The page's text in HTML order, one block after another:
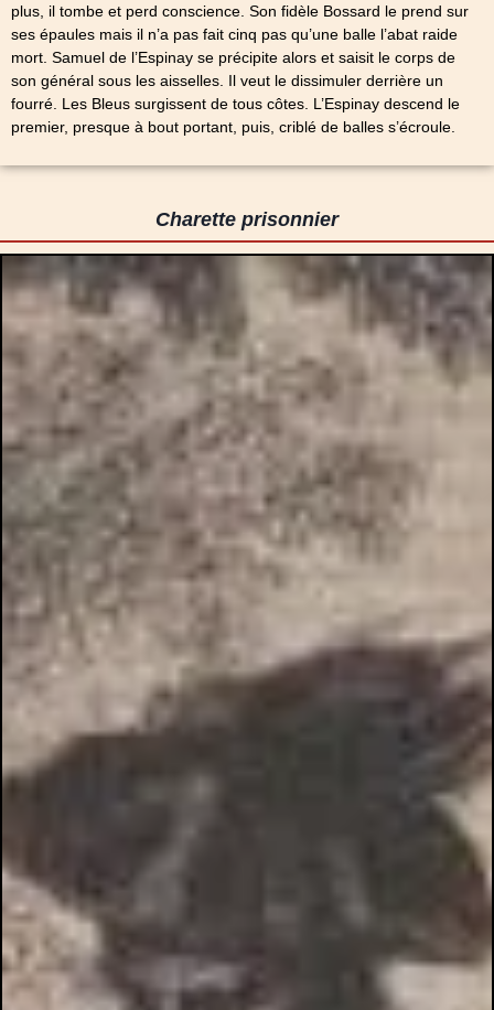
plus, il tombe et perd conscience. Son fidèle Bossard le prend sur
ses épaules mais il n’a pas fait cinq pas qu’une balle l’abat raide
mort. Samuel de l’Espinay se précipite alors et saisit le corps de
son général sous les aisselles. Il veut le dissimuler derrière un
fourré. Les Bleus surgissent de tous côtes. L’Espinay descend le
premier, presque à bout portant, puis, criblé de balles s’écroule.
Charette prisonnier